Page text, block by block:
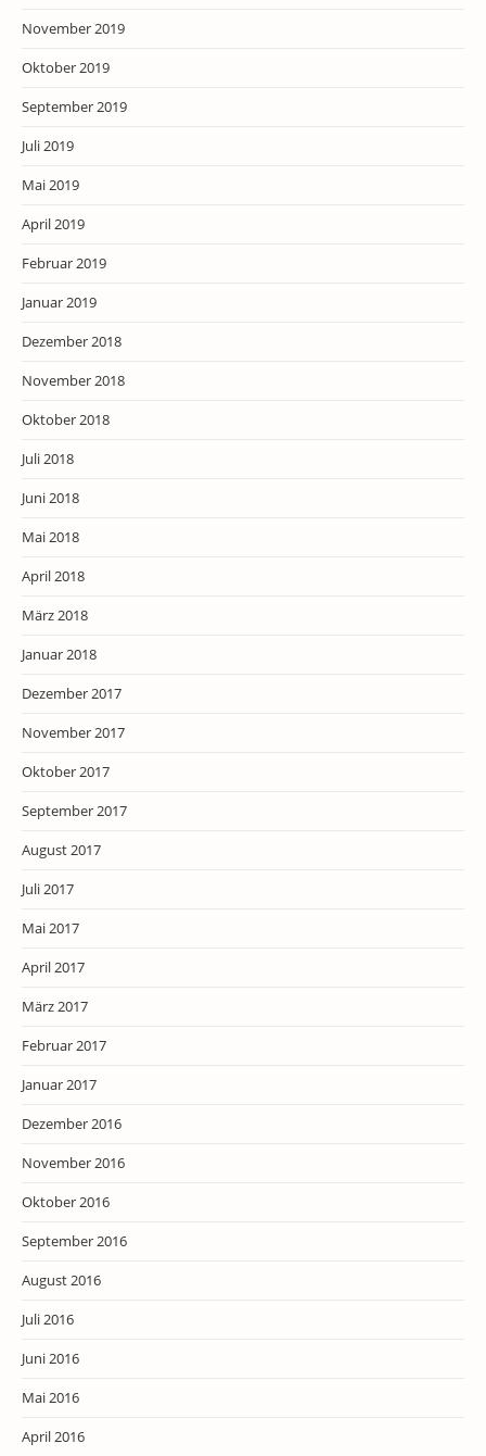
November 2019
Oktober 2019
September 2019
Juli 2019
Mai 2019
April 2019
Februar 2019
Januar 2019
Dezember 2018
November 2018
Oktober 2018
Juli 2018
Juni 2018
Mai 2018
April 2018
März 2018
Januar 2018
Dezember 2017
November 2017
Oktober 2017
September 2017
August 2017
Juli 2017
Mai 2017
April 2017
März 2017
Februar 2017
Januar 2017
Dezember 2016
November 2016
Oktober 2016
September 2016
August 2016
Juli 2016
Juni 2016
Mai 2016
April 2016